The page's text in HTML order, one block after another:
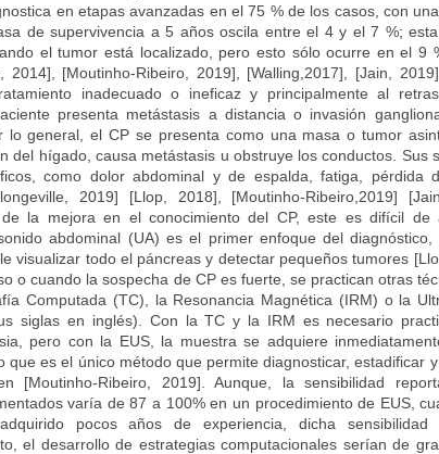
en etapas avanzadas en el 75 % de los casos, con
de supervivencia a 5 años oscila entre el 4 y el 7 %;
el tumor está localizado, pero esto sólo ocurre en el 9
2014], [Moutinho-Ribeiro, 2019], [Walling,2017], [Jain,
inadecuado o ineficaz y principalmente al
presenta metástasis a distancia o invasión
lo general, el CP se presenta como una masa o tumor
del hígado, causa metástasis u obstruye los conductos. Sus
como dolor abdominal y de espalda, fatiga, pérdida
2019] [Llop, 2018], [Moutinho-Ribeiro,2019]
la mejora en el conocimiento del CP, este es difícil de
abdominal (UA) es el primer enfoque del diagnóstico,
visualizar todo el páncreas y detectar pequeños tumores
o cuando la sospecha de CP es fuerte, se practican otras
Computada (TC), la Resonancia Magnética (IRM) o la
siglas en inglés). Con la TC y la IRM es necesario
pero con la EUS, la muestra se adquiere
que es el único método que permite diagnosticar, estadificar
[Moutinho-Ribeiro, 2019]. Aunque, la sensibilidad
varía de 87 a 100% en un procedimiento de EUS,
pocos años de experiencia, dicha sensibilidad
el desarrollo de estrategias computacionales serían de